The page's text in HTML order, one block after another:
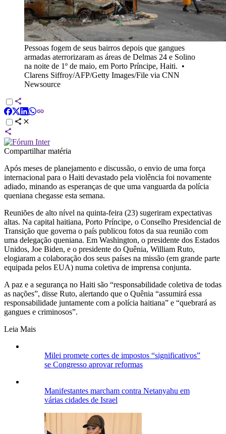
Pessoas fogem de seus bairros depois que gangues
armadas aterrorizaram as áreas de Delmas 24 e Solino
na noite de 1º de maio, em Porto Príncipe, Haiti. •
Clarens Siffroy/AFP/Getty Images/File via CNN
Newsource
Compartilhar matéria
Após meses de planejamento e discussão, o envio de uma força
internacional para o Haiti devastado pela violência foi novamente
adiado, minando as esperanças de que uma vanguarda da polícia
queniana chegasse esta semana.
Reuniões de alto nível na quinta-feira (23) sugeriram expectativas
altas. Na capital haitiana, Porto Príncipe, o Conselho Presidencial de
Transição que governa o país publicou fotos da sua reunião com
uma delegação queniana. Em Washington, o presidente dos Estados
Unidos, Joe Biden, e o presidente do Quênia, William Ruto,
elogiaram a colaboração dos seus países na missão (em grande parte
equipada pelos EUA) numa coletiva de imprensa conjunta.
A paz e a segurança no Haiti são “responsabilidade coletiva de todas
as nações”, disse Ruto, alertando que o Quênia “assumirá essa
responsabilidade juntamente com a polícia haitiana” e “quebrará as
gangues e criminosos”.
Leia Mais
Milei promete cortes de impostos “significativos”
se Congresso aprovar reformas
Manifestantes marcham contra Netanyahu em
várias cidades de Israel